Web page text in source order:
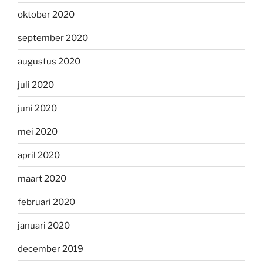
oktober 2020
september 2020
augustus 2020
juli 2020
juni 2020
mei 2020
april 2020
maart 2020
februari 2020
januari 2020
december 2019